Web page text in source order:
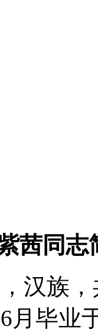
茜同志
族，
月毕业